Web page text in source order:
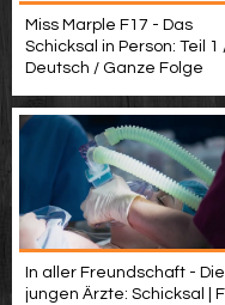
Miss Marple F17 - Das
Schicksal in Person: Teil 1
Deutsch / Ganze Folge
In aller Freundschaft - Die
jungen Ärzte: Schicksal |